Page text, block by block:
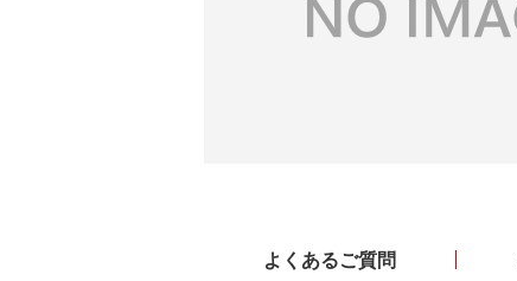
よくあるご質問